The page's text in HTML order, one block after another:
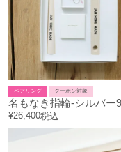
ペアリング クーポン対象
¥26,400税込